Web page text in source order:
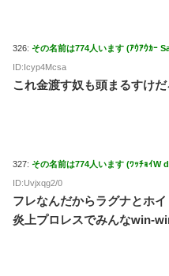
326: その名前は774人います (ｱｳｱｳｶｰ
ID:Icyp4Mcsa
これ金渡す奴も頭まるすけだ
327: その名前は774人います (ﾜｯﾁｮｲW
ID:Uvjxqg2/0
フレなんだからラグナとホ
炎上プロレスでみんなwin-